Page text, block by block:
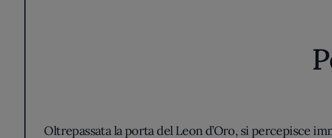
Oltrepassata la porta del Leon d’Oro, si percepisce